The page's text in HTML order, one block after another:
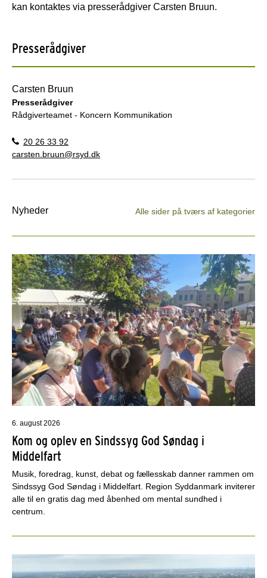
kan kontaktes via presserådgiver Carsten Bruun.
Presserådgiver
Carsten Bruun
Presserådgiver
Rådgiverteamet - Koncern Kommunikation
20 26 33 92
carsten.bruun@rsyd.dk
Nyheder Alle sider på tværs af kategorier
6. august 2026
Kom og oplev en Sindssyg God Søndag i
Middelfart
Musik, foredrag, kunst, debat og fællesskab danner rammen om
Sindssyg God Søndag i Middelfart. Region Syddanmark inviterer
alle til en gratis dag med åbenhed om mental sundhed i
centrum.